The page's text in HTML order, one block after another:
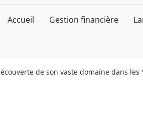
Accueil Gestion financière
de son vaste domaine dans